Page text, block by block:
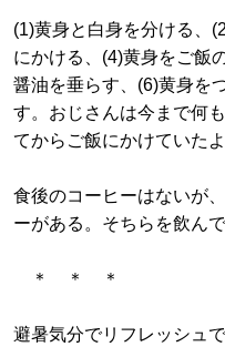
(1)黄身と白身を分ける、
にかける、(4)黄身をご飯
醤油を垂らす、(6)黄身を
す。おじさんは今まで何
てからご飯にかけていたよ
食後のコーヒーはないが
ーがある。そちらを飲ん
＊ ＊ ＊
避暑気分でリフレッシュ